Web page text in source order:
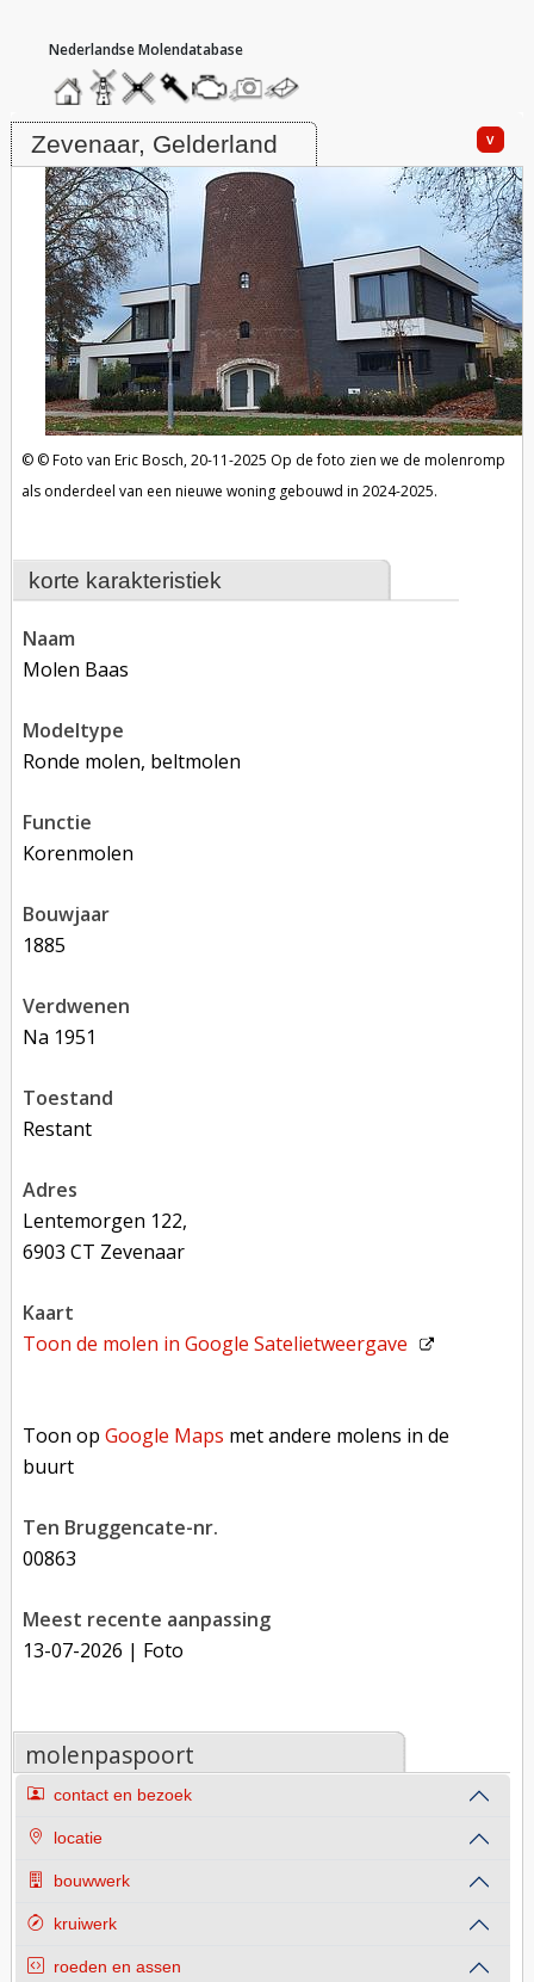
homemolendatabase
roedendatabase
assendatabase
motorendatabase
stuur
een
foto
stuur
een
bericht
Molen Baas, Zevenaar
Zevenaar, Gelderland v
korte karakteristiek
naam
Molen Baas
modeltype
Ronde molen, beltmolen
functie
korenmolen
bouwjaar
1885
verdwenen
na 1951
toestand
restant
adres
Lentemorgen 122,
6903 CT Zevenaar
kaart
Toon de molen inGoogle Satelietweergave
Toon opGoogle Maps met andere molens in de
buurt
Ten Bruggencate-nr.
00863
Meest recente aanpassing
13-07-2026 | Foto
Foto van Eric Bosch, 20-11-2025 Op de foto zien we de molenromp
als onderdeel van een nieuwe woning gebouwd in 2024-2025.
molenpaspoort
contact en bezoek
locatie
bouwwerk
kruiwerk
roeden en assen